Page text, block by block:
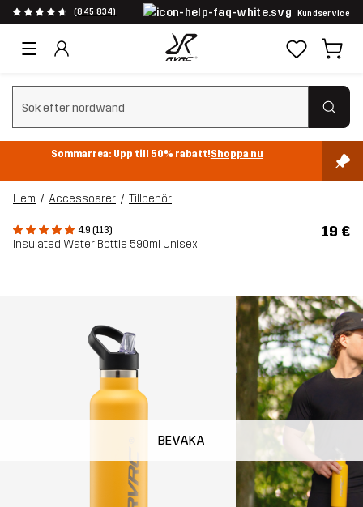
(845 834) Kundservice
Rensa sök
Sommarrea: Upp till 50% rabatt!Shoppa nu
Hem Accessoarer Tillbehör
4.9 (113)
Insulated Water Bottle 590ml Unisex
19 €
BEVAKA